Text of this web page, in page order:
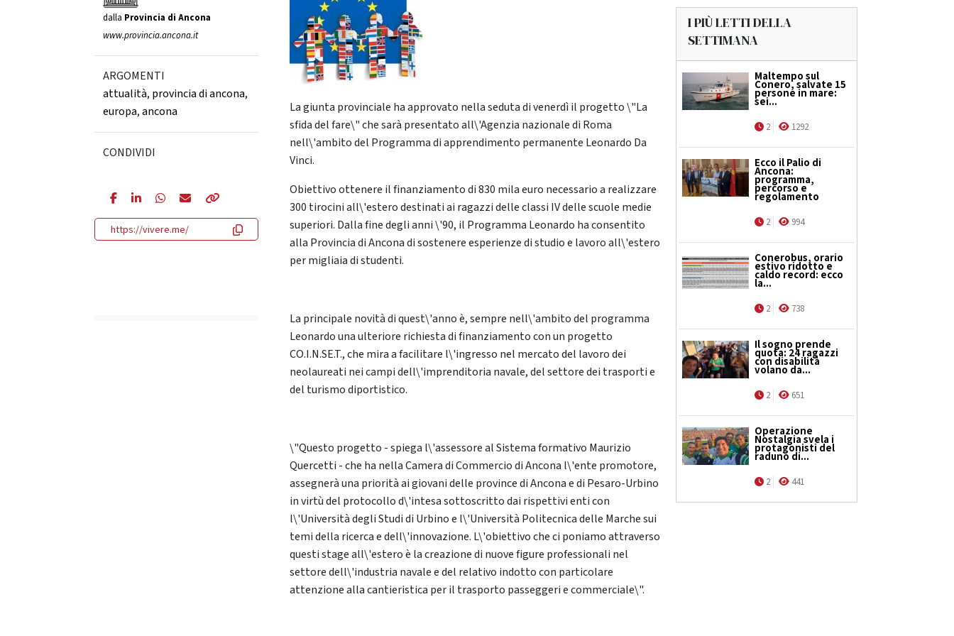
dalla Provincia di Ancona
www.provincia.ancona.it
ARGOMENTI
attualità, provincia di ancona,
europa,ancona
CONDIVIDI
https://vivere.me/
La giunta provinciale ha approvato nella seduta di venerdì il progetto \"La
sfida del fare\" che sarà presentato all\'Agenzia nazionale di Roma
nell\'ambito del Programma di apprendimento permanente Leonardo Da
Vinci.
Obiettivo ottenere il finanziamento di 830 mila euro necessario a realizzare
300 tirocini all\'estero destinati ai ragazzi delle classi IV delle scuole medie
superiori. Dalla fine degli anni \'90, il Programma Leonardo ha consentito
alla Provincia di Ancona di sostenere esperienze di studio e lavoro all\'estero
per migliaia di studenti.
La principale novità di quest\'anno è, sempre nell\'ambito del programma
Leonardo una ulteriore richiesta di finanziamento con un progetto
CO.I.N.SE.T., che mira a facilitare l\'ingresso nel mercato del lavoro dei
neolaureati nei campi dell\'imprenditoria navale, del settore dei trasporti e
del turismo diportistico.
\"Questo progetto - spiega l\'assessore al Sistema formativo Maurizio
Quercetti - che ha nella Camera di Commercio di Ancona l\'ente promotore,
assegnerà una priorità ai giovani delle province di Ancona e di Pesaro-Urbino
in virtù del protocollo d\'intesa sottoscritto dai rispettivi enti con
l\'Università degli Studi di Urbino e l\'Università Politecnica delle Marche sui
temi della ricerca e dell\'innovazione. L\'obiettivo che ci poniamo attraverso
questi stage all\'estero è la creazione di nuove figure professionali nel
settore dell\'industria navale e del relativo indotto con particolare
attenzione alla cantieristica per il trasporto passeggeri e commerciale\".
I PIÙ LETTI DELLA
SETTIMANA
Maltempo sul
Conero, salvate 15
persone in mare:
sei...
2 1292
Ecco il Palio di
Ancona:
programma,
percorso e
regolamento
2 994
Conerobus, orario
estivo ridotto e
caldo record: ecco
la...
2 738
Il sogno prende
quota: 24 ragazzi
con disabilità
volano da...
2 651
Operazione
Nostalgia svela i
protagonisti del
raduno di...
2 441